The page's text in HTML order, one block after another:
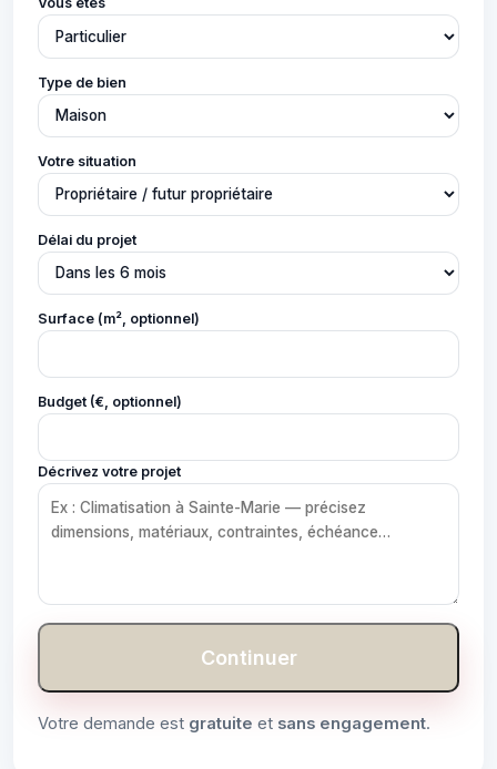
Type de bien
Votre situation
Délai du projet
Surface (m², optionnel)
Budget (€, optionnel)
Décrivez votre projet
Continuer
Votre demande est gratuite et sans engagement.